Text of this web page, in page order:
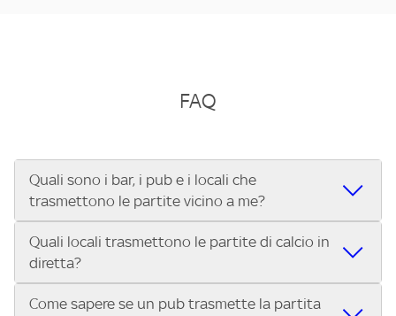
FAQ
Quali sono i bar, i pub e i locali che
trasmettono le partite vicino a me?
Se cerchi un bar, pub, ristorante o locale vicino a te per
vedere le partite di Serie A ENILIVE, la Serie C Sky Wifi, la
UEFA Champions League, la UEFA Europa League, la UEFA
Conference League, il Tennis, la Formula 1®, la MotoGP™ e
Quali locali trasmettono le partite di calcio in
diretta?
Vuoi sapere quali bar, pub o ristoranti mostrano le partite
Come sapere se un pub trasmette la partita